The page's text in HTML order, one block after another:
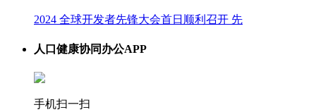
2024 全球开发者先锋大会首日顺利召开 先
人口健康协同办公APP
手机扫一扫